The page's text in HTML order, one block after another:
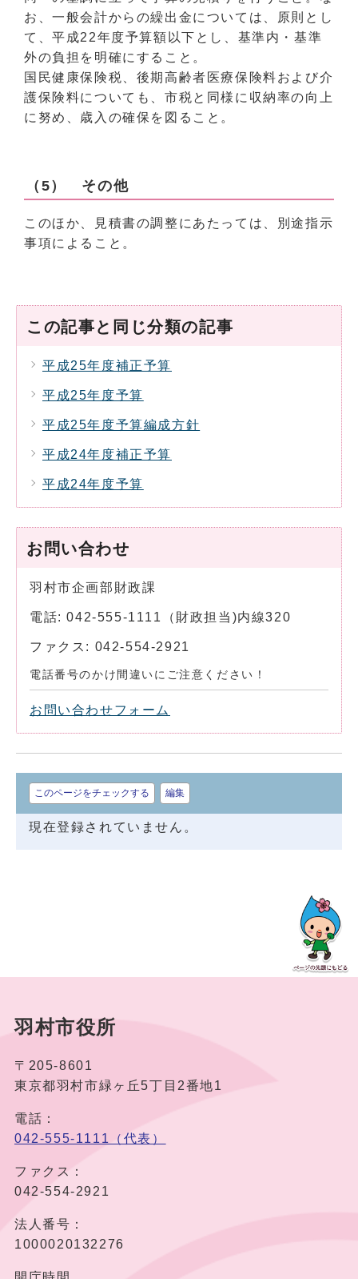
お、一般会計からの繰出金については、原則とし
て、平成22年度予算額以下とし、基準内・基準
外の負担を明確にすること。
国民健康保険税、後期高齢者医療保険料および介
護保険料についても、市税と同様に収納率の向上
に努め、歳入の確保を図ること。
（5） その他
このほか、見積書の調整にあたっては、別途指示
事項によること。
この記事と同じ分類の記事
平成25年度補正予算
平成25年度予算
平成25年度予算編成方針
平成24年度補正予算
平成24年度予算
お問い合わせ
羽村市企画部財政課
電話: 042-555-1111（財政担当)内線320
ファクス: 042-554-2921
電話番号のかけ間違いにご注意ください！
お問い合わせフォーム
このページをチェックする 編集
現在登録されていません。
羽村市役所
〒205-8601
東京都羽村市緑ヶ丘5丁目2番地1
電話：
042-555-1111（代表）
ファクス：
042-554-2921
法人番号：
1000020132276